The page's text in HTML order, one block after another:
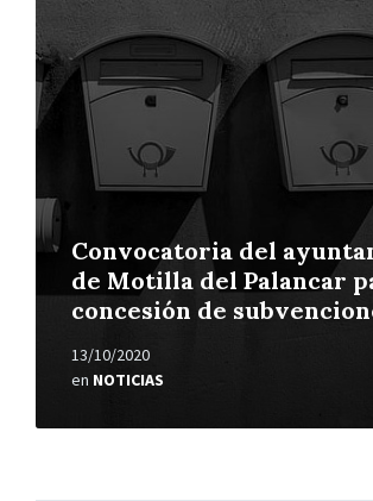
Convocatoria del
de Motilla del Palancar
concesión de
13/10/2020
en NOTICIAS